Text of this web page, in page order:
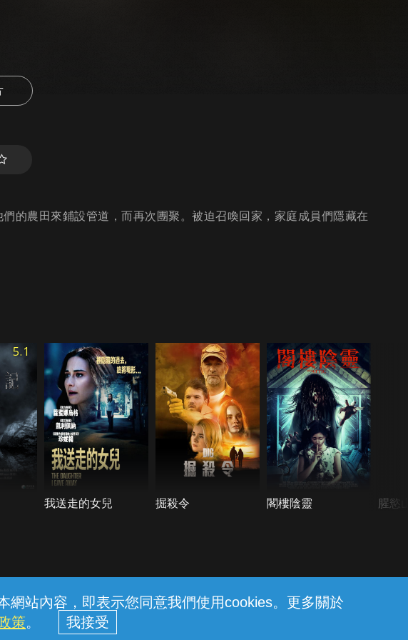
站內容，即表示您同意我們使用cookies。更多關於
策。
的農田來鋪設管道，而再次團聚。被迫召喚回家，家庭成員們隱藏在
5.1
我送走的女兒 掘殺令 閣樓陰靈 腥慾
保護
© 2026